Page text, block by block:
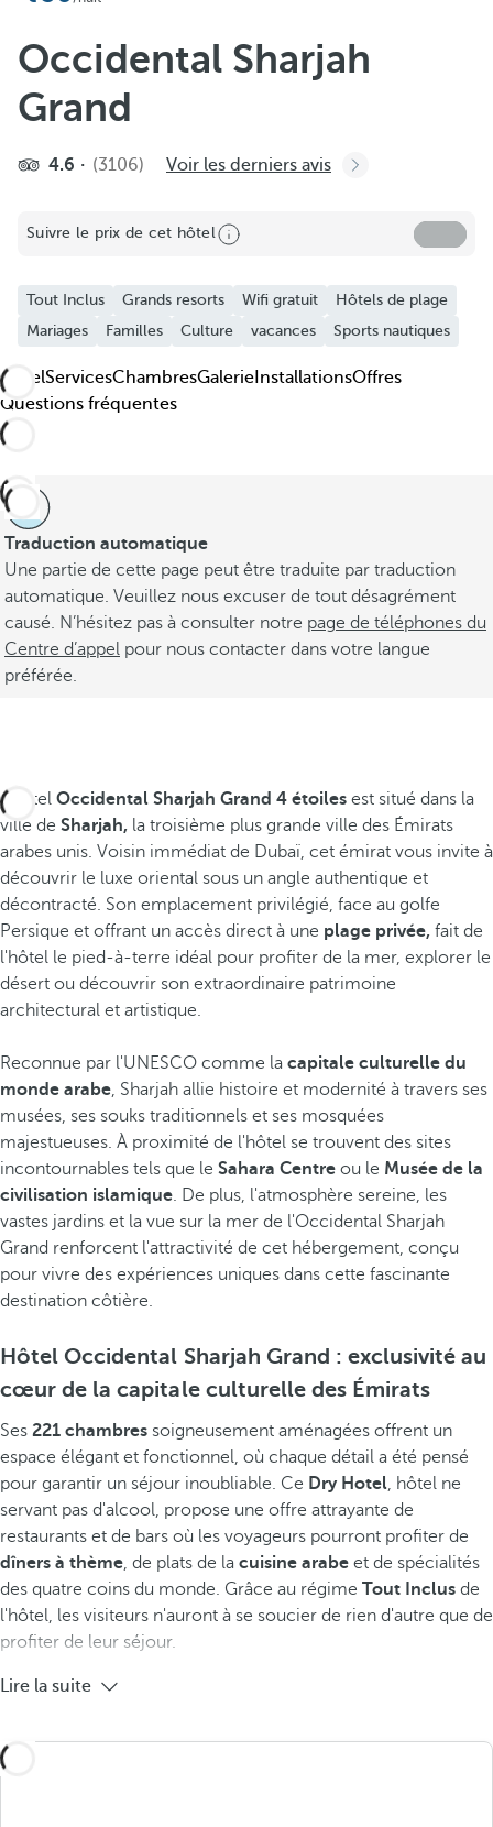
Occidental Sharjah
Grand
4.6 (3106) Voir les derniers avis
Suivre le prix de cet hôtel
Tout Inclus Grands resorts Wifi gratuit
Hôtels de plage
Mariages
Familles Culture vacances Sports nautiques
HôtelServicesChambresGalerie InstallationsOffres
Questions fréquentes
Traduction automatique
Une partie de cette page peut être traduite par traduction
automatique. Veuillez nous excuser de tout désagrément
causé. N’hésitez pas à consulter notre page de téléphones du
Centre d’appel pour nous contacter dans votre langue
préférée.
L'hôtel Occidental Sharjah Grand 4 étoiles est situé dans la
ville de Sharjah, la troisième plus grande ville des Émirats
arabes unis. Voisin immédiat de Dubaï, cet émirat vous invite à
découvrir le luxe oriental sous un angle authentique et
décontracté. Son emplacement privilégié, face au golfe
Persique et offrant un accès direct à une plage privée, fait de
l'hôtel le pied-à-terre idéal pour profiter de la mer, explorer le
désert ou découvrir son extraordinaire patrimoine
architectural et artistique.
Reconnue par l'UNESCO comme la capitale culturelle du
monde arabe, Sharjah allie histoire et modernité à travers ses
musées, ses souks traditionnels et ses mosquées
majestueuses. À proximité de l'hôtel se trouvent des sites
incontournables tels que le Sahara Centre ou le Musée de la
civilisation islamique. De plus, l'atmosphère sereine, les
vastes jardins et la vue sur la mer de l'Occidental Sharjah
Grand renforcent l'attractivité de cet hébergement, conçu
pour vivre des expériences uniques dans cette fascinante
destination côtière.
Hôtel Occidental Sharjah Grand : exclusivité au
cœur de la capitale culturelle des Émirats
Ses 221 chambres soigneusement aménagées offrent un
espace élégant et fonctionnel, où chaque détail a été pensé
pour garantir un séjour inoubliable. Ce Dry Hotel, hôtel ne
servant pas d'alcool, propose une offre attrayante de
restaurants et de bars où les voyageurs pourront profiter de
dîners à thème, de plats de la cuisine arabe et de spécialités
des quatre coins du monde. Grâce au régime Tout Inclus de
l'hôtel, les visiteurs n'auront à se soucier de rien d'autre que de
profiter de leur séjour.
Lire la suite